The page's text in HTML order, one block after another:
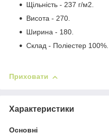
Щільність - 237 г/м2.
Висота - 270.
Ширина - 180.
Склад - Поліестер 100%.
Приховати
Характеристики
Основні